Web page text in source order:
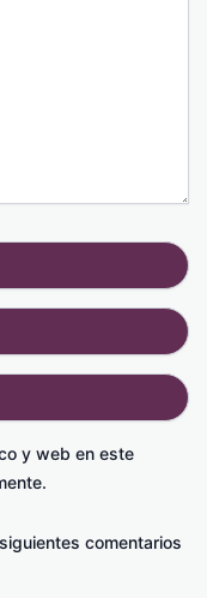
y web en este
comentarios